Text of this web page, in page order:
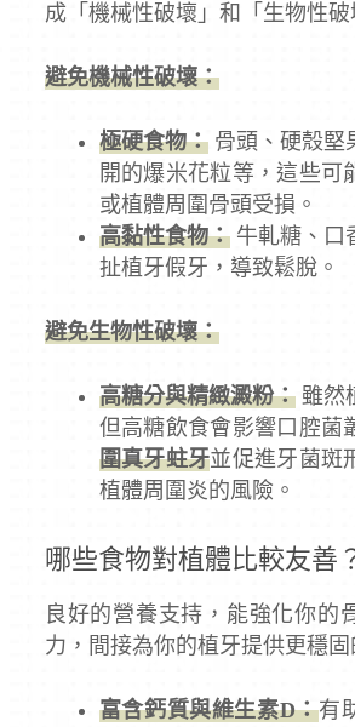
成「機械性破壞」和「生物性破
避免機械性破壞：
極硬食物：骨頭、硬殼堅
開的爆米花粒等，這些可
或植體周圍骨頭受損。
高黏性食物：牛軋糖、口
扯植牙假牙，導致鬆脫。
避免生物性破壞：
高糖分與精緻澱粉： 雖然
但高糖飲食會影響口腔菌
圍真牙蛀牙並促進牙菌斑
植體周圍炎的風險。
哪些食物對植體比較友善
良好的營養支持，能強化你的
力，間接為你的植牙提供更穩固
富含鈣質與維生素D：有